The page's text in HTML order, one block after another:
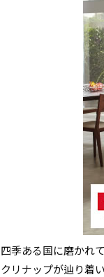
四季ある国に磨かれて
クリナップが辿り着